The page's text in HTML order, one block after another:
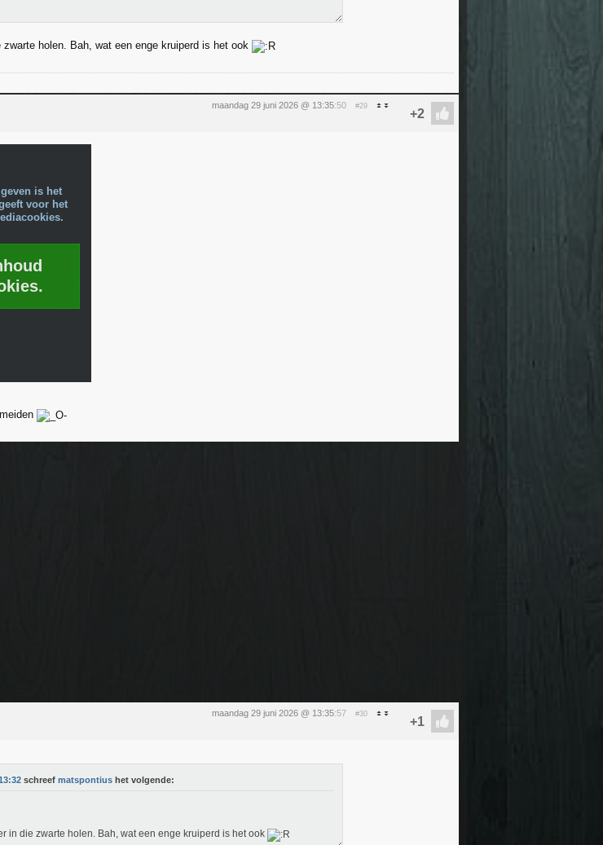
holen. Bah, wat een enge kruiperd is het ook
maandag 29 juni 2026 @ 13:35:50 #29
is het
voor het
maandag 29 juni 2026 @ 13:35:57 #30
schreef matspontius het volgende:
in die zwarte holen. Bah, wat een enge kruiperd is het ook